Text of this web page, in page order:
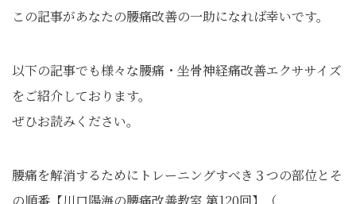
この記事があなたの腰痛改善の一助になれば幸いです。
以下の記事でも様々な腰痛・坐骨神経痛改善エクササイズ
をご紹介しております。
ぜひお読みください。
腰痛を解消するためにトレーニングすべき３つの部位とそ